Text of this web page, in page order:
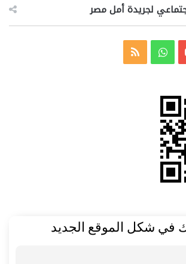
لجريدة أمل مصر
‫YouTubeواتسابملخص
في شكل الموقع الجديد